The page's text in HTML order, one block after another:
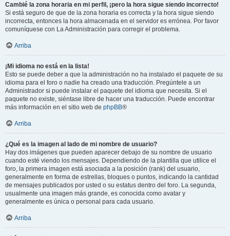
Cambié la zona horaria en mi perfil, ¡pero la hora sigue siendo incorrecto!
Si está seguro de que de la zona horaria es correcta y la hora sigue siendo
incorrecta, entonces la hora almacenada en el servidor es errónea. Por favor
comuníquese con La Administración para corregir el problema.
Arriba
¡Mi idioma no está en la lista!
Esto se puede deber a que la administración no ha instalado el paquete de su
idioma para el foro o nadie ha creado una traducción. Pregúntele a un
Administrador si puede instalar el paquete del idioma que necesita. Si el
paquete no existe, siéntase libre de hacer una traducción. Puede encontrar
más información en el sitio web de phpBB®
Arriba
¿Qué es la imagen al lado de mi nombre de usuario?
Hay dos imágenes que pueden aparecer debajo de su nombre de usuario
cuando esté viendo los mensajes. Dependiendo de la plantilla que utilice el
foro, la primera imagen está asociada a la posición (rank) del usuario,
generalmente en forma de estrellas, bloques o puntos, indicando la cantidad
de mensajes publicados por usted o su estatus dentro del foro. La segunda,
usualmente una imagen más grande, es conocida como avatar y
generalmente es única o personal para cada usuario.
Arriba